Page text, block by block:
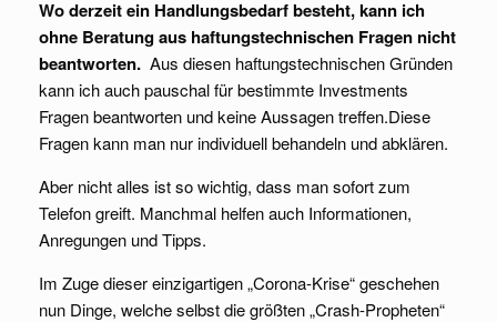
Wo derzeit ein Handlungsbedarf besteht, kann ich
ohne Beratung aus haftungstechnischen Fragen nicht
beantworten. Aus diesen haftungstechnischen Gründen
kann ich auch pauschal für bestimmte Investments
Fragen beantworten und keine Aussagen treffen.Diese
Fragen kann man nur individuell behandeln und abklären.
Aber nicht alles ist so wichtig, dass man sofort zum
Telefon greift. Manchmal helfen auch Informationen,
Anregungen und Tipps.
Im Zuge dieser einzigartigen „Corona-Krise“ geschehen
nun Dinge, welche selbst die größten „Crash-Propheten“